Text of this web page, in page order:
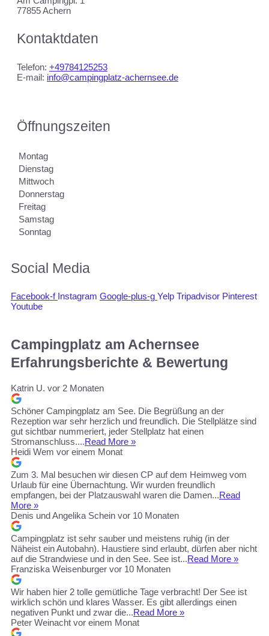
77855 Achern
Kontaktdaten
Telefon: +49784125253
E-mail: info@campingplatz-achernsee.de
Öffnungszeiten
Montag
Dienstag
Mittwoch
Donnerstag
Freitag
Samstag
Sonntag
Social Media
Facebook-f Instagram Google-plus-g Yelp Tripadvisor Pinterest
Youtube
Campingplatz am Achernsee
Erfahrungsberichte & Bewertung
Katrin U. vor 2 Monaten
Schöner Campingplatz am See. Die Begrüßung an der
Rezeption war sehr herzlich und freundlich. Die Stellplätze sind
gut sichtbar nummeriert, jeder Stellplatz hat einen
Stromanschluss....Read More »
Heidi Wem vor einem Monat
Zum 3. Mal besuchen wir diesen CP auf dem Heimweg vom
Urlaub für eine Übernachtung. Wir wurden freundlich
empfangen, bei der Platzauswahl waren die Damen...Read
More »
Denis und Angelika Schein vor 10 Monaten
Campingplatz ist sehr sauber und meistens ruhig (in der
Näheist ein Autobahn). Haustiere sind erlaubt, dürfen aber nicht
auf die Strandwiese und in den See. See ist...Read More »
Franziska Weisenburger vor 10 Monaten
Wir haben hier 2 tolle gemütliche Tage verbracht! Der See ist
wirklich schön und klares Wasser. Es gibt allerdings einen
negativen Punkt und zwar die...Read More »
Peter Weinacht vor einem Monat